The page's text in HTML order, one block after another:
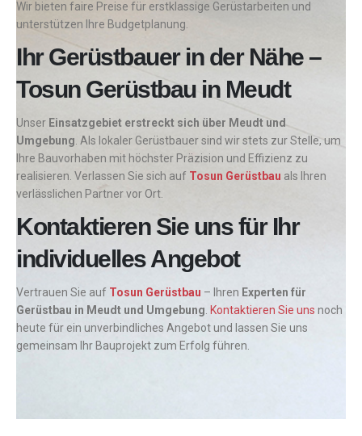
Wir bieten faire Preise für erstklassige Gerüstarbeiten und
unterstützen Ihre Budgetplanung.
Ihr Gerüstbauer in der Nähe –
Tosun Gerüstbau in Meudt
Unser Einsatzgebiet erstreckt sich über Meudt und
Umgebung . Als lokaler Gerüstbauer sind wir stets zur Stelle, um
Ihre Bauvorhaben mit höchster Präzision und Effizienz zu
realisieren. Verlassen Sie sich auf Tosun Gerüstbau als Ihren
verlässlichen Partner vor Ort.
Kontaktieren Sie uns für Ihr
individuelles Angebot
Vertrauen Sie auf Tosun Gerüstbau – Ihren Experten für
Gerüstbau in Meudt und Umgebung Kontaktieren Sie uns noch
heute für ein unverbindliches Angebot und lassen Sie uns
gemeinsam Ihr Bauprojekt zum Erfolg führen.